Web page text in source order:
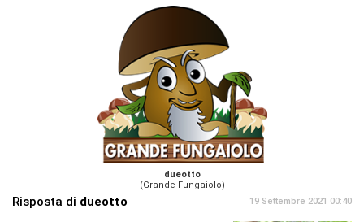
dueotto
(Grande Fungaiolo)
Risposta di dueotto 19 Settembre 2021 00:40